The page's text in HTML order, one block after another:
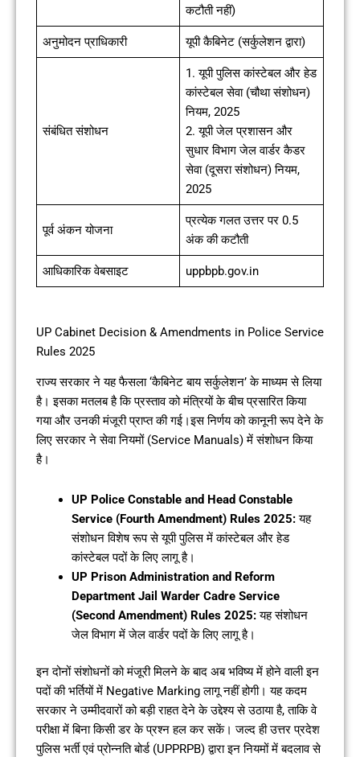
कटौती नहीं)
अनुमोदन प्राधिकारी यूपी कैबिनेट (सर्कुलेशन द्वारा)
संबंधित संशोधन
1. यूपी पुलिस कांस्टेबल और हेड
कांस्टेबल सेवा (चौथा संशोधन)
नियम, 2025
2. यूपी जेल प्रशासन और
सुधार विभाग जेल वार्डर कैडर
सेवा (दूसरा संशोधन) नियम,
2025
पूर्व अंकन योजना
प्रत्येक गलत उत्तर पर 0.5
अंक की कटौती
आधिकारिक वेबसाइट uppbpb.gov.in
UP Cabinet Decision & Amendments in Police Service
Rules 2025
राज्य सरकार ने यह फैसला ‘कैबिनेट बाय सर्कुलेशन’ के माध्यम से लिया
है। इसका मतलब है कि प्रस्ताव को मंत्रियों के बीच प्रसारित किया
गया और उनकी मंजूरी प्राप्त की गई।इस निर्णय को कानूनी रूप देने के
लिए सरकार ने सेवा नियमों (Service Manuals) में संशोधन किया
है।
UP Police Constable and Head Constable
Service (Fourth Amendment) Rules 2025:यह
संशोधन विशेष रूप से यूपी पुलिस में कांस्टेबल और हेड
कांस्टेबल पदों के लिए लागू है।
UP Prison Administration and Reform
Department Jail Warder Cadre Service
(Second Amendment) Rules 2025:यह संशोधन
जेल विभाग में जेल वार्डर पदों के लिए लागू है।
इन दोनों संशोधनों को मंजूरी मिलने के बाद अब भविष्य में होने वाली इन
पदों की भर्तियों में Negative Marking लागू नहीं होगी। यह कदम
सरकार ने उम्मीदवारों को बड़ी राहत देने के उद्देश्य से उठाया है, ताकि वे
परीक्षा में बिना किसी डर के प्रश्न हल कर सकें। जल्द ही उत्तर प्रदेश
पुलिस भर्ती एवं प्रोन्नति बोर्ड (UPPRPB) द्वारा इन नियमों में बदलाव से